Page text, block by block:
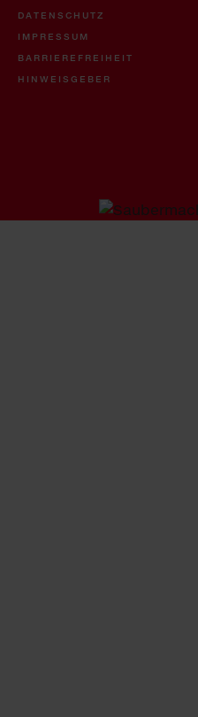
DATENSCHUTZ
IMPRESSUM
BARRIEREFREIHEIT
HINWEISGEBER